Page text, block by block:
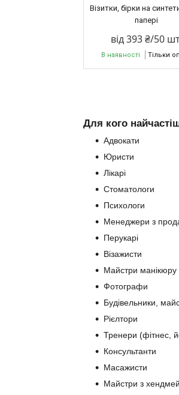
Візитки, бірки на
папері
від 393 ₴/50
В наявності Тільки
Для кого
Адвокати
Юристи
Лікарі
Стоматологи
Психологи
Менеджери з
Перукарі
Візажисти
Майстри манікюру
Фотографи
Будівельники,
Рієлтори
Тренери (фітнес,
Консультанти
Масажисти
Майстри з